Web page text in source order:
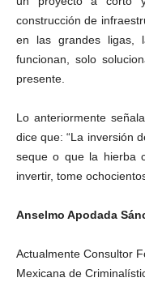
construcción de
en las grandes ligas,
funcionan, solo
presente.
Lo anteriormente
dice que: “La inversión
seque o que la hierba
invertir, tome
Anselmo Apodada
Actualmente Consultor
Mexicana de